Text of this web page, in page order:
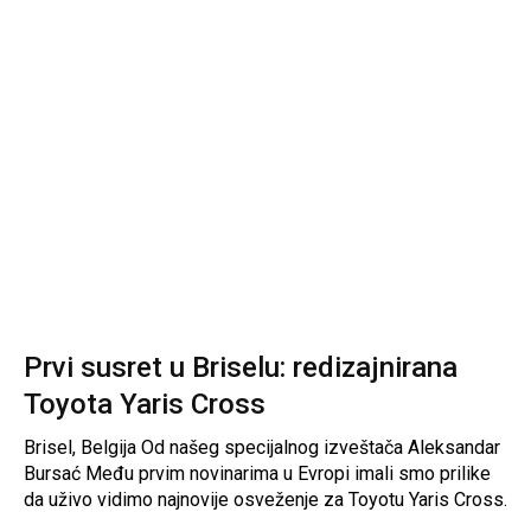
Prvi susret u Briselu: redizajnirana
Toyota Yaris Cross
Brisel, Belgija Od našeg specijalnog izveštača Aleksandar
Bursać Među prvim novinarima u Evropi imali smo prilike
da uživo vidimo najnovije osveženje za Toyotu Yaris Cross.